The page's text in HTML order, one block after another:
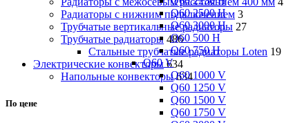
Q60 2500 H
Q60 3000 H
Q60 500 H
Q60 750 H
Q60 V
Q60 1000 V
Q60 1250 V
Q60 1500 V
Q60 1750 V
Радиаторы с нижним подключением 3
Трубчатые вертикальные радиаторы 27
Трубчатые радиаторы 486
Cтальные трубчатые радиаторы Loten 19
Электрические конвекторы 634
Напольные конвекторы 634
По цене